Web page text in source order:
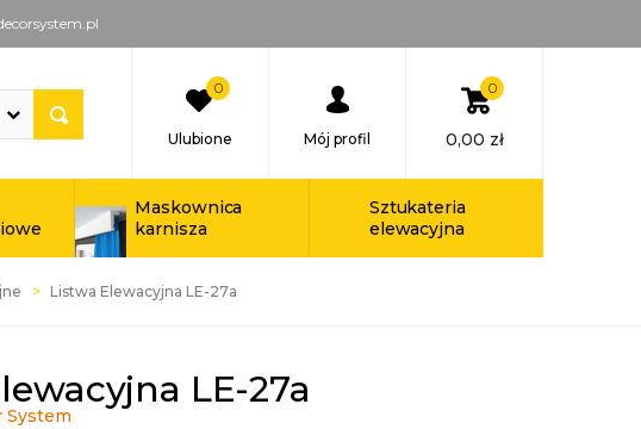
0
Ulubione Mój profil
0
0,00 zł
Maskownica
karnisza
Sztukateria
elewacyjna
Listwa Elewacyjna LE-27a
LE-27a
System